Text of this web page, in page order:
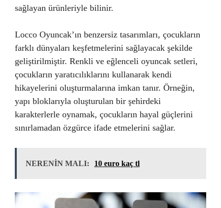
sağlayan ürünleriyle bilinir.
Locco Oyuncak’ın benzersiz tasarımları, çocukların
farklı dünyaları keşfetmelerini sağlayacak şekilde
geliştirilmiştir. Renkli ve eğlenceli oyuncak setleri,
çocukların yaratıcılıklarını kullanarak kendi
hikayelerini oluşturmalarına imkan tanır. Örneğin,
yapı bloklarıyla oluşturulan bir şehirdeki
karakterlerle oynamak, çocukların hayal güçlerini
sınırlamadan özgürce ifade etmelerini sağlar.
NERENİN MALI: 10 euro kaç tl